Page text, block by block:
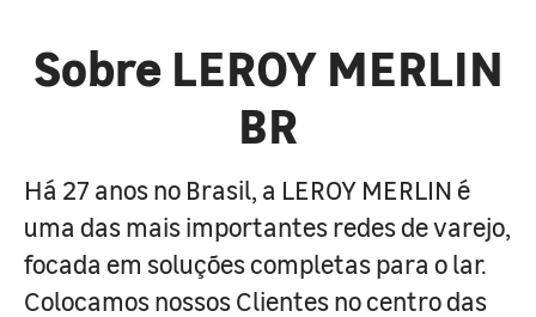
Sobre LEROY MERLIN
BR
Há 27 anos no Brasil, a LEROY MERLIN é
uma das mais importantes redes de varejo,
focada em soluções completas para o lar.
Colocamos nossos Clientes no centro das